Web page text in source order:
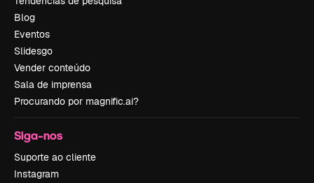
Blog
Eventos
Slidesgo
Vender conteúdo
Sala de imprensa
Procurando por magnific.ai?
Siga-nos
Suporte ao cliente
Instagram